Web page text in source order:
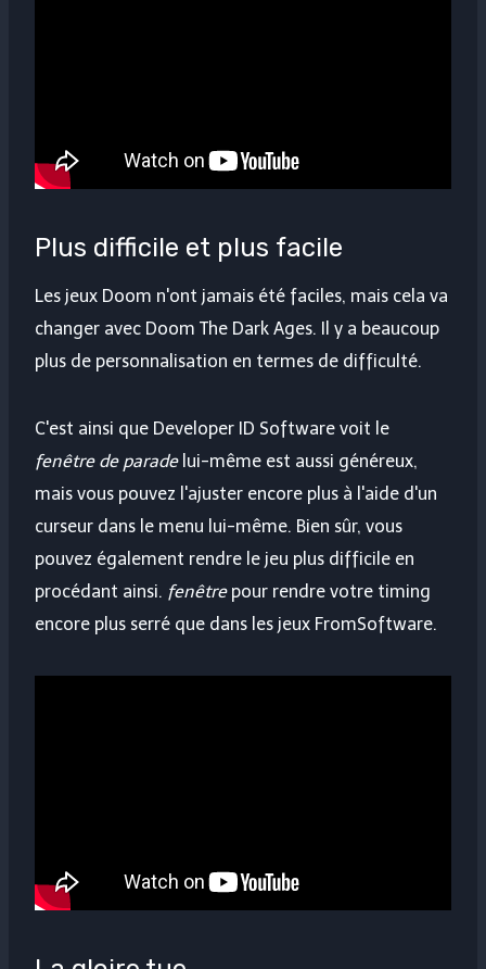
Plus difficile et plus facile
Les jeux Doom n'ont jamais été faciles, mais cela va
changer avec Doom The Dark Ages. Il y a beaucoup
plus de personnalisation en termes de difficulté.
C'est ainsi que Developer ID Software voit le
fenêtre de paradelui-même est aussi généreux,
mais vous pouvez l'ajuster encore plus à l'aide d'un
curseur dans le menu lui-même. Bien sûr, vous
pouvez également rendre le jeu plus difficile en
procédant ainsi. fenêtrepour rendre votre timing
encore plus serré que dans les jeux FromSoftware.